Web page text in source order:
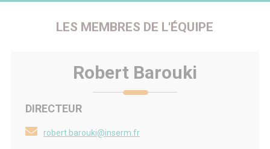
LES MEMBRES DE L'ÉQUIPE
Robert Barouki
DIRECTEUR
robert.barouki@inserm.fr